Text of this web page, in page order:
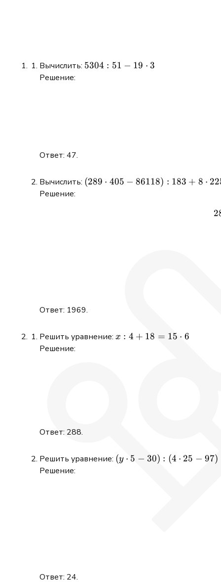
Вычислить: 5304:51 -
5304 : 51 − 19 ⋅ 3
Решение:
Ответ: 47.
Вычислить: (289\cdot405
(289 ⋅ 405 − 86118) : 183 + 8 ⋅
Решение:
Ответ: 1969.
Решить уравнение: x:4 + 18
x : 4 + 18 = 15 ⋅ 6
Решение:
Ответ: 288.
Решить уравнение: (y\cdot5
(y ⋅ 5 − 30) : (4 ⋅ 25 − 97)
Решение:
Ответ: 24.